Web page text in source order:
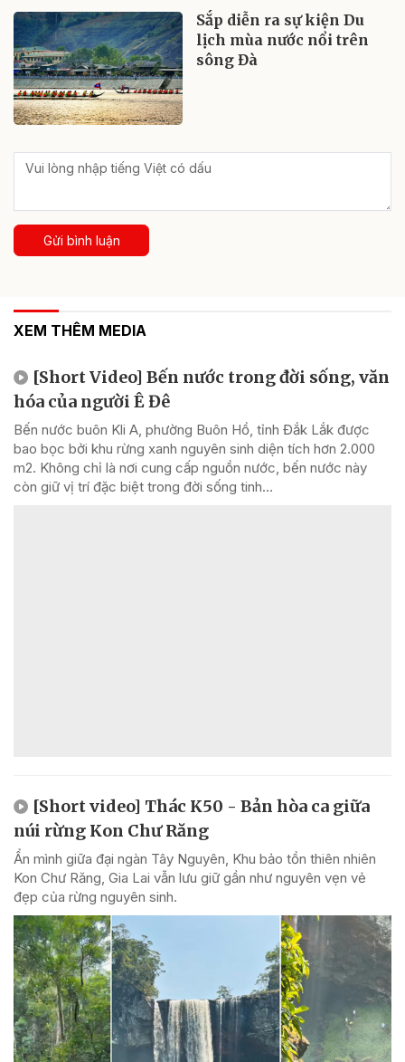
Sắp diễn ra sự kiện Du
lịch mùa nước nổi trên
sông Đà
Gửi bình luận
XEM THÊM MEDIA
[Short Video] Bến nước trong đời sống, văn
hóa của người Ê Đê
Bến nước buôn Kli A, phường Buôn Hồ, tỉnh Đắk Lắk được
bao bọc bởi khu rừng xanh nguyên sinh diện tích hơn 2.000
m2. Không chỉ là nơi cung cấp nguồn nước, bến nước này
còn giữ vị trí đặc biệt trong đời sống tinh...
[Short video] Thác K50 - Bản hòa ca giữa
núi rừng Kon Chư Răng
Ẩn mình giữa đại ngàn Tây Nguyên, Khu bảo tồn thiên nhiên
Kon Chư Răng, Gia Lai vẫn lưu giữ gần như nguyên vẹn vẻ
đẹp của rừng nguyên sinh.